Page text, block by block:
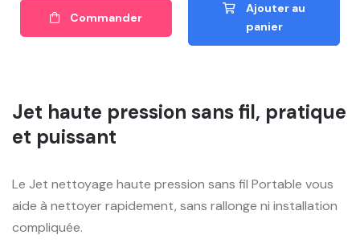
Commander
Ajouter au
panier
Jet haute pression sans fil, pratique
et puissant
Le Jet nettoyage haute pression sans fil Portable vous
aide à nettoyer rapidement, sans rallonge ni installation
compliquée.